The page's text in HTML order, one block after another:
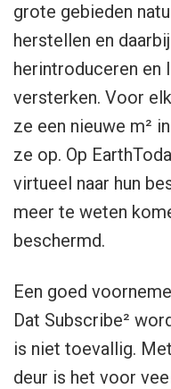
grote gebieden
herstellen en
herintroduceren en
versterken. Voor
ze een nieuwe m²
ze op. Op
virtueel naar hun
meer te weten
beschermd.
Een goed
Dat Subscribe²
is niet toevallig.
deur is het voor